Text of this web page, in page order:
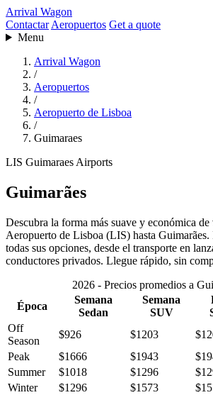
Arrival Wagon
Contactar Aeropuertos Get a quote
Menu
Arrival Wagon
/
Aeropuertos
/
Aeropuerto de Lisboa
/
Guimaraes
LIS Guimaraes Airports
Guimarães
Descubra la forma más suave y económica de
Aeropuerto de Lisboa (LIS) hasta Guimarães.
todas sus opciones, desde el transporte en
conductores privados. Llegue rápido, sin
2026 - Precios promedios a
Época
Semana
Sedan
Semana
SUV
Off
Season
$926 $1203
Peak
$1666 $1943
Summer
$1018 $1296
Winter
$1296 $1573